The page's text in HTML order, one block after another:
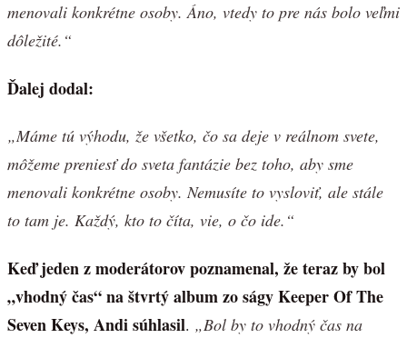
menovali konkrétne osoby. Áno, vtedy to pre nás bolo veľmi
dôležité.“
Ďalej dodal:
„Máme tú výhodu, že všetko, čo sa deje v reálnom svete,
môžeme preniesť do sveta fantázie bez toho, aby sme
menovali konkrétne osoby. Nemusíte to vysloviť, ale stále
to tam je. Každý, kto to číta, vie, o čo ide.“
Keď jeden z moderátorov poznamenal, že teraz by bol
„vhodný čas“ na štvrtý album zo ságy Keeper Of The
Seven Keys, Andi súhlasil. „Bol by to vhodný čas na